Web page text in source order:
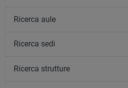
Ricerca aule
Ricerca sedi
Ricerca strutture